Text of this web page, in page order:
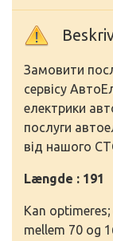
Замовити
сервісу
електрики
послуги
від нашого
Længde : 191
Kan
mellem 70 og